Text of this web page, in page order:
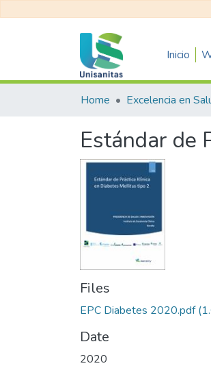
Inicio
Home Excelencia en
Estándar de
Files
EPC Diabetes 2020.pdf
Date
2020